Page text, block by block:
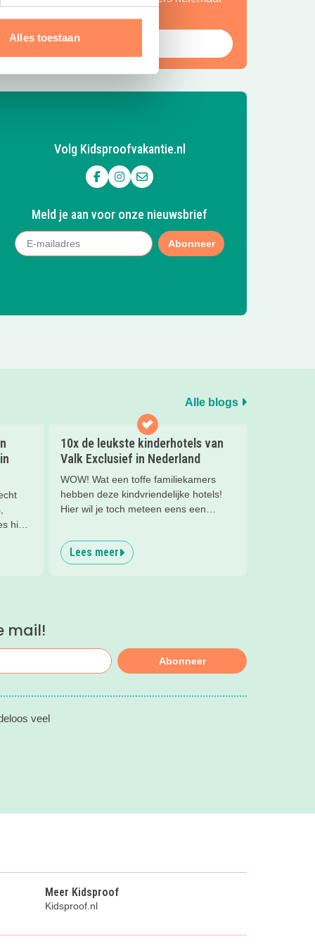
Alles toestaan
Bekijk Huttopia de Roos
Volg Kidsproofvakantie.nl
Volg ons op Facebook
Volg ons op Instagram
Mail ons
Meld je aan voor onze nieuwsbrief
Abonneer
Alle blogs
hier
10x de leukste kinderhotels van
Valk Exclusief in Nederland
WOW! Wat een toffe familiekamers
hebben deze kindvriendelijke hotels!
Hier wil je toch meteen eens een
kinderhotels van Valk Exclusief en boek
een heerlijk nachtje weg met je
kind(eren).
Lees meer
mail!
Abonneer
veel
Meer Kidsproof
Kidsproof.nl